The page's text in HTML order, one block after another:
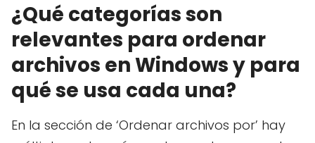
¿Qué categorías son
relevantes para ordenar
archivos en Windows y para
qué se usa cada una?
En la sección de ‘Ordenar archivos por’ hay